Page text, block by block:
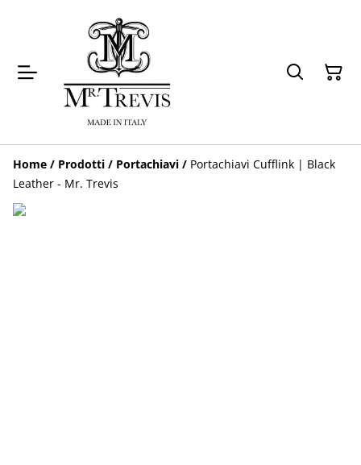
Home / Prodotti / Portachiavi / Portachiavi Cufflink | Black
Leather - Mr. Trevis